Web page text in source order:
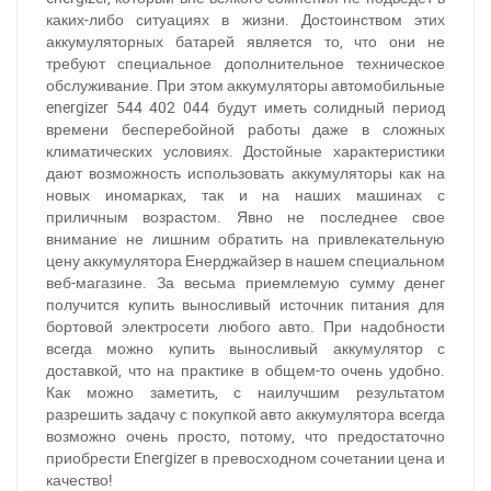
каких-либо ситуациях в жизни. Достоинством этих
аккумуляторных батарей является то, что они не
требуют специальное дополнительное техническое
обслуживание. При этом аккумуляторы автомобильные
energizer 544 402 044 будут иметь солидный период
времени бесперебойной работы даже в сложных
климатических условиях. Достойные характеристики
дают возможность использовать аккумуляторы как на
новых иномарках, так и на наших машинах с
приличным возрастом. Явно не последнее свое
внимание не лишним обратить на привлекательную
цену аккумулятора Енерджайзер в нашем специальном
веб-магазине. За весьма приемлемую сумму денег
получится купить выносливый источник питания для
бортовой электросети любого авто. При надобности
всегда можно купить выносливый аккумулятор с
доставкой, что на практике в общем-то очень удобно.
Как можно заметить, с наилучшим результатом
разрешить задачу с покупкой авто аккумулятора всегда
возможно очень просто, потому, что предостаточно
приобрести Energizer в превосходном сочетании цена и
качество!
При отсутствии связи - пишите, звоните в Viber /
Telegram (093) 600-51-11
Написать в Viber Написать в Telegram